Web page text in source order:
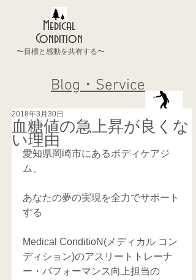
Medical
Condition
〜目標と感動を共有する〜
Blog・Service
血糖値の急上昇が良くな
い理由
2018年3月30日
愛知県岡崎市にあるボディケアジ
ム、
あなたの夢の実現を全力でサポート
する
Medical ConditioN(メディカル コン
ディション)のアスリートトレーナ
ー・パフォーマンス向上担当の